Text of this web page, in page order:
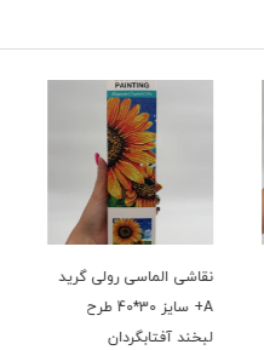
نقاشی الماسی رولی گرید
A+ سایز 30*40 طرح
لبخند آفتابگردان